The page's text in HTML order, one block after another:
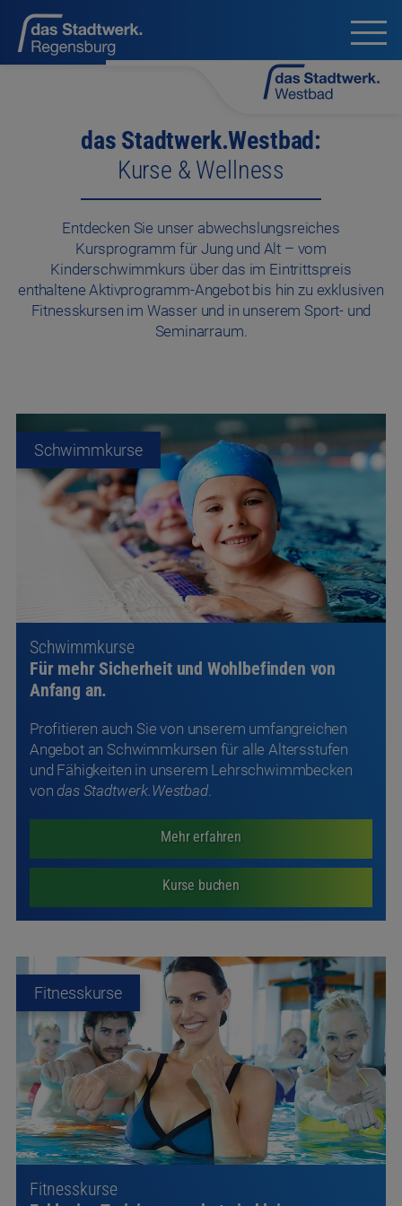
das Stadtwerk.Westbad:
Kurse & Wellness
Entdecken Sie unser abwechslungsreiches
Kursprogramm für Jung und Alt – vom
Kinderschwimmkurs über das im Eintrittspreis
enthaltene Aktivprogramm-Angebot bis hin zu exklusiven
Fitnesskursen im Wasser und in unserem Sport- und
Seminarraum.
Schwimmkurse
Schwimmkurse
Für mehr Sicherheit und Wohlbefinden von
Anfang an.
Profitieren auch Sie von unserem umfangreichen
Angebot an Schwimmkursen für alle Altersstufen
und Fähigkeiten in unserem Lehrschwimmbecken
vondas Stadtwerk.Westbad.
Mehr erfahren
Kurse buchen
Fitnesskurse
Fitnesskurse